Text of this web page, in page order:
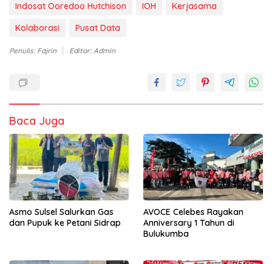
Indosat Ooredoo Hutchison IOH
Kerjasama
Kolaborasi
Pusat Data
Penulis: Fajrin Editor: Admin
Baca Juga
Asmo Sulsel Salurkan Gas
dan Pupuk ke Petani Sidrap
AVOCE Celebes Rayakan
Anniversary 1 Tahun di
Bulukumba